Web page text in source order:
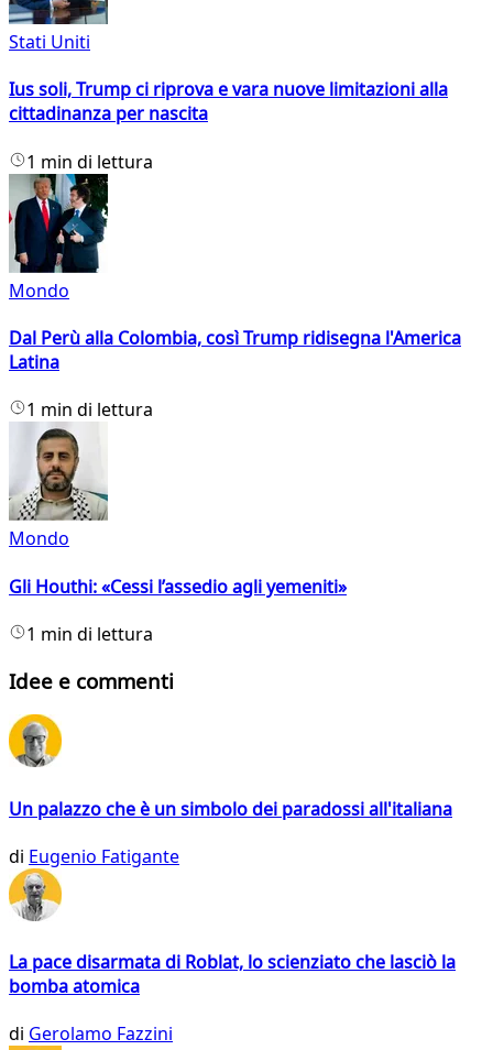
Stati Uniti
Ius soli, Trump ci riprova e vara nuove limitazioni alla
cittadinanza per nascita
1 min di lettura
Mondo
Dal Perù alla Colombia, così Trump ridisegna l'America
Latina
1 min di lettura
Mondo
Gli Houthi: «Cessi l’assedio agli yemeniti»
1 min di lettura
Idee e commenti
Un palazzo che è un simbolo dei paradossi all'italiana
di Eugenio Fatigante
La pace disarmata di Roblat, lo scienziato che lasciò la
bomba atomica
di Gerolamo Fazzini